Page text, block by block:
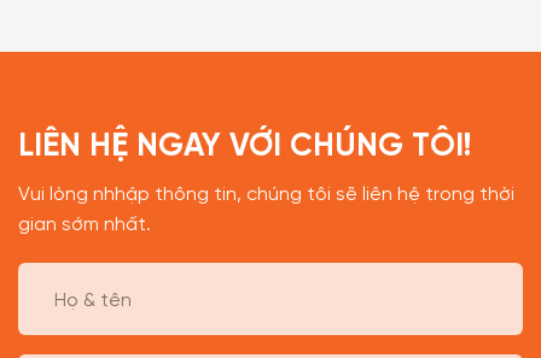
LIÊN HỆ NGAY VỚI CHÚNG TÔI!